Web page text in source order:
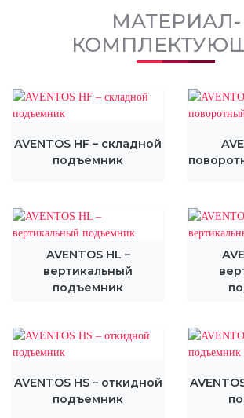
МАТЕРИАЛ-
AVENTOS HF – складной
подъемник
AVENTOS HL –
вертикальный
подъемник
AVENTOS HS – откидной
подъемник